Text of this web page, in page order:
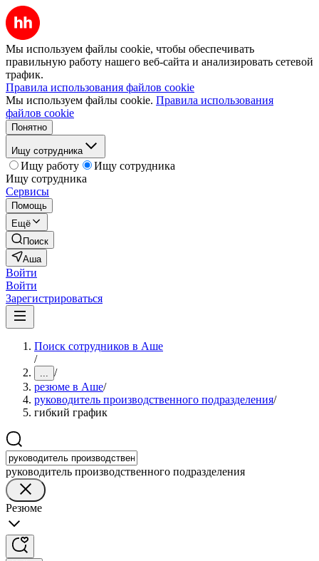
Мы используем файлы cookie, чтобы обеспечивать
правильную работу нашего веб-сайта и анализировать сетевой
трафик.
Правила использования файлов cookie
Мы используем файлы cookie. Правила использования
файлов cookie
Понятно
Ищу сотрудника
Ищу работу
Ищу сотрудника
Ищу сотрудника
Сервисы
Помощь
Ещё
Поиск
Аша
Войти
Войти
Зарегистрироваться
Поиск сотрудников в Аше
/
... /
резюме в Аше/
руководитель производственного подразделения/
гибкий график
руководитель производственного подразделения
Резюме